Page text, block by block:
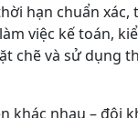
hạn chuẩn
việc kế toán,
chẽ và sử dụng
khác nhau – đôi